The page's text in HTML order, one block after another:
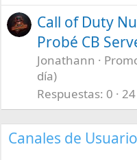
Call of Duty
Probé CB
Jonathann
día)
Respuestas 0
Canales de